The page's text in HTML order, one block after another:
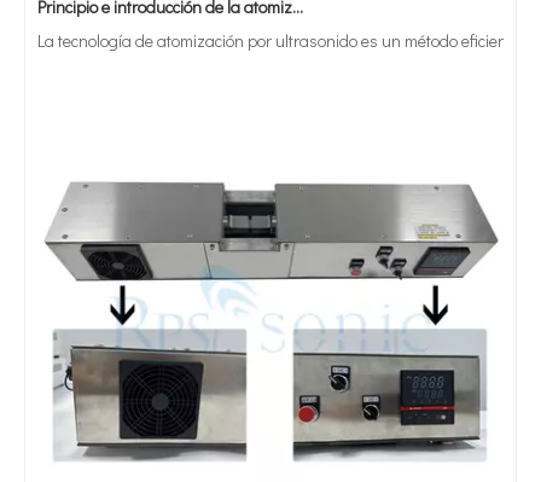
La tecnología de atomización por ultrasonido es un método eficiente